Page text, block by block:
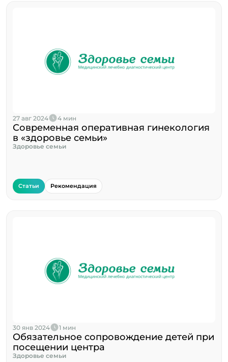
27 авг 2024 4 мин
Современная оперативная гинекология
в «здоровье семьи»
Здоровье семьи
Статьи Рекомендация
30 янв 2024 1 мин
Обязательное сопровождение детей при
посещении центра
Здоровье семьи